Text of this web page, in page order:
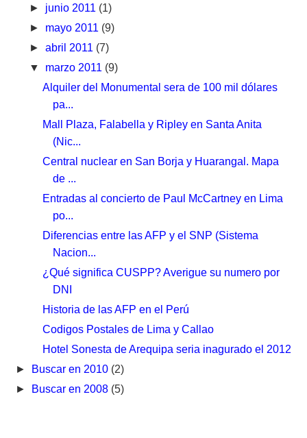
► junio 2011 (1)
► mayo 2011 (9)
► abril 2011 (7)
▼ marzo 2011 (9)
Alquiler del Monumental sera de 100 mil dólares
pa...
Mall Plaza, Falabella y Ripley en Santa Anita
(Nic...
Central nuclear en San Borja y Huarangal. Mapa
de ...
Entradas al concierto de Paul McCartney en Lima
po...
Diferencias entre las AFP y el SNP (Sistema
Nacion...
¿Qué significa CUSPP? Averigue su numero por
DNI
Historia de las AFP en el Perú
Codigos Postales de Lima y Callao
Hotel Sonesta de Arequipa seria inagurado el 2012
► Buscar en 2010 (2)
► Buscar en 2008 (5)